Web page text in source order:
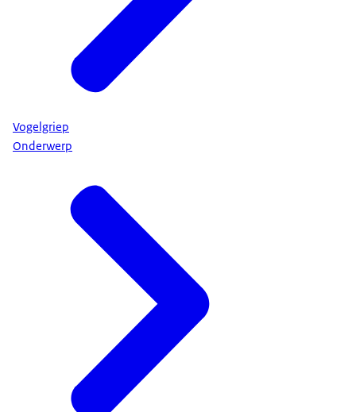
Vogelgriep
Onderwerp